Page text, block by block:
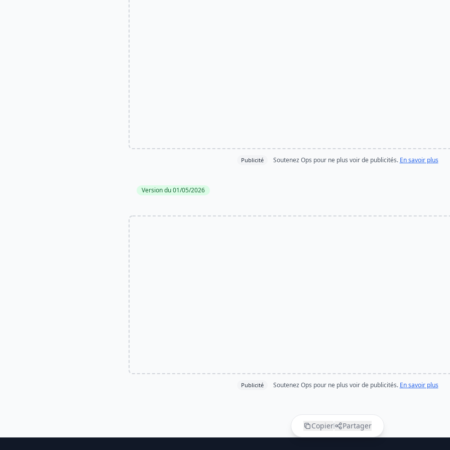
Publicité Soutenez Ops pour ne plus voir de publicités. En savoir plus
Version du 01/05/2026
Publicité Soutenez Ops pour ne plus voir de publicités. En savoir plus
Copier Partager